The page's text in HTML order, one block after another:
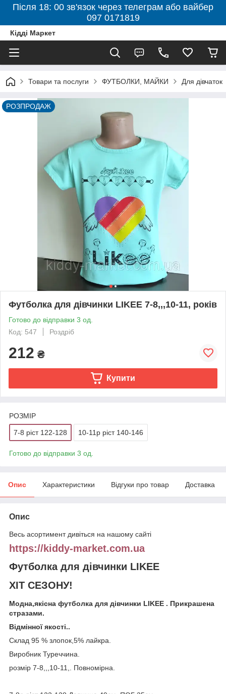
Після 18: 00 зв'язок через телеграм або вайбер
097 0171819
Кідді Маркет
Товари та послуги ФУТБОЛКИ, МАЙКИ Для дівчаток
РОЗПРОДАЖ
Футболка для дівчинки LIKEE 7-8,,,10-11, років
Готово до відправки 3 од.
Код: 547
Роздріб
212 ₴
Купити
РОЗМІР
7-8 ріст 122-128 10-11р ріст 140-146
Готово до відправки 3 од.
Опис Характеристики Відгуки про товар Доставка
Опис
Весь асортимент дивіться на нашому сайті
https://kiddy-market.com.ua
Футболка для дівчинки LIKEE
ХІТ СЕЗОНУ!
Модна,якісна футболка для дівчинки LIKEE . Прикрашена
стразами.
Відмінної якості..
Склад 95 % злопок,5% лайкра.
Виробник Туреччина.
розмір 7-8,,,10-11,. Повномірна.